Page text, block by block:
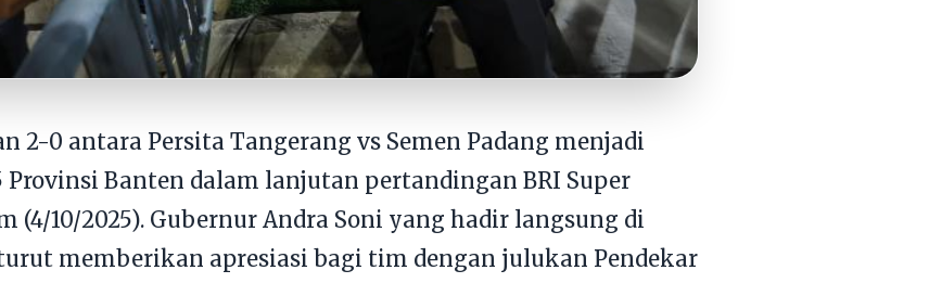
2-0 antara Persita Tangerang vs Semen Padang menjadi
Provinsi Banten dalam lanjutan pertandingan BRI Super
(4/10/2025). Gubernur Andra Soni yang hadir langsung di
memberikan apresiasi bagi tim dengan julukan Pendekar